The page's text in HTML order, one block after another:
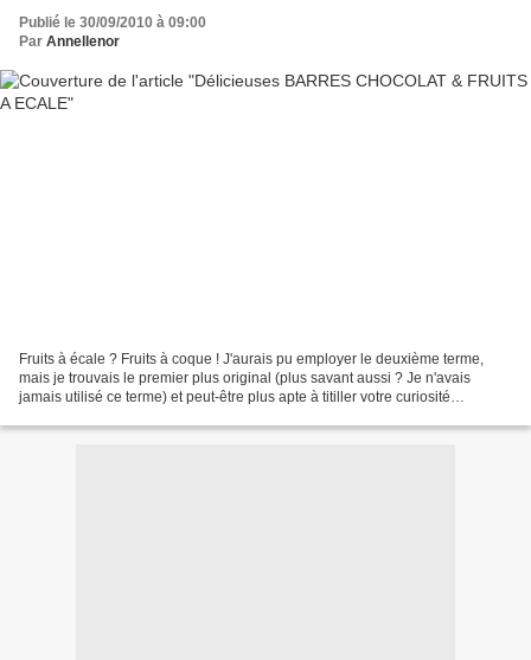
Publié le 30/09/2010 à 09:00
Par Annellenor
Fruits à écale ? Fruits à coque ! J'aurais pu employer le deuxième terme,
mais je trouvais le premier plus original (plus savant aussi ? Je n'avais
jamais utilisé ce terme) et peut-être plus apte à titiller votre curiosité